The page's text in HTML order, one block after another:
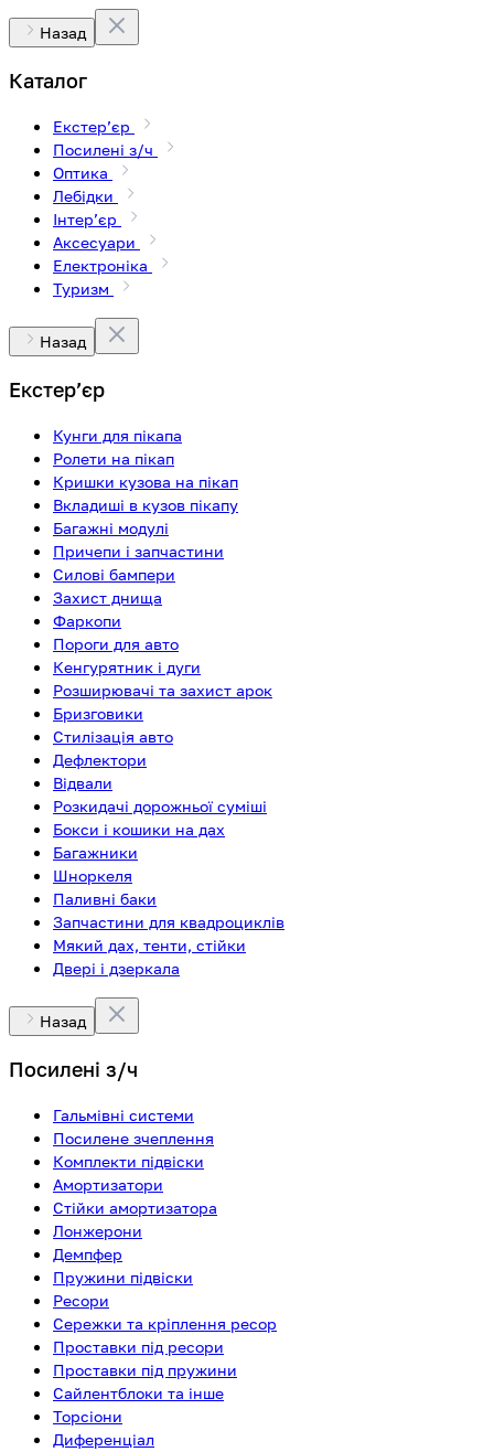
Назад
Каталог
Екстерʼєр
Посилені з/ч
Оптика
Лебідки
Інтерʼєр
Аксесуари
Електроніка
Туризм
Назад
Екстерʼєр
Кунги для пікапа
Ролети на пікап
Кришки кузова на пікап
Вкладиші в кузов пікапу
Багажні модулі
Причепи і запчастини
Силові бампери
Захист днища
Фаркопи
Пороги для авто
Кенгурятник і дуги
Розширювачі та захист арок
Бризговики
Стилізація авто
Дефлектори
Відвали
Розкидачі дорожньої суміші
Бокси і кошики на дах
Багажники
Шноркеля
Паливні баки
Запчастини для квадроциклів
Мякий дах, тенти, стійки
Двері і дзеркала
Назад
Посилені з/ч
Гальмівні системи
Посилене зчеплення
Комплекти підвіски
Амортизатори
Стійки амортизатора
Лонжерони
Демпфер
Пружини підвіски
Ресори
Сережки та кріплення ресор
Проставки під ресори
Проставки під пружини
Сайлентблоки та інше
Торсіони
Диференціал